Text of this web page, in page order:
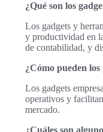
¿Qué son los
Los gadgets y
y productividad en
de contabilidad, y
¿Cómo pueden
Los gadgets
operativos y
mercado.
¿Cuáles son